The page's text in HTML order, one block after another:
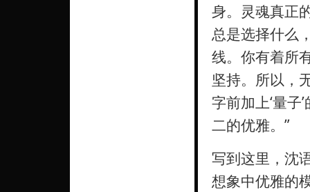
身。灵魂真正
总是选择什么
线。你有着所
坚持。所以，
字前加上‘量子
二的优雅。”
写到这里，沈
想象中优雅的